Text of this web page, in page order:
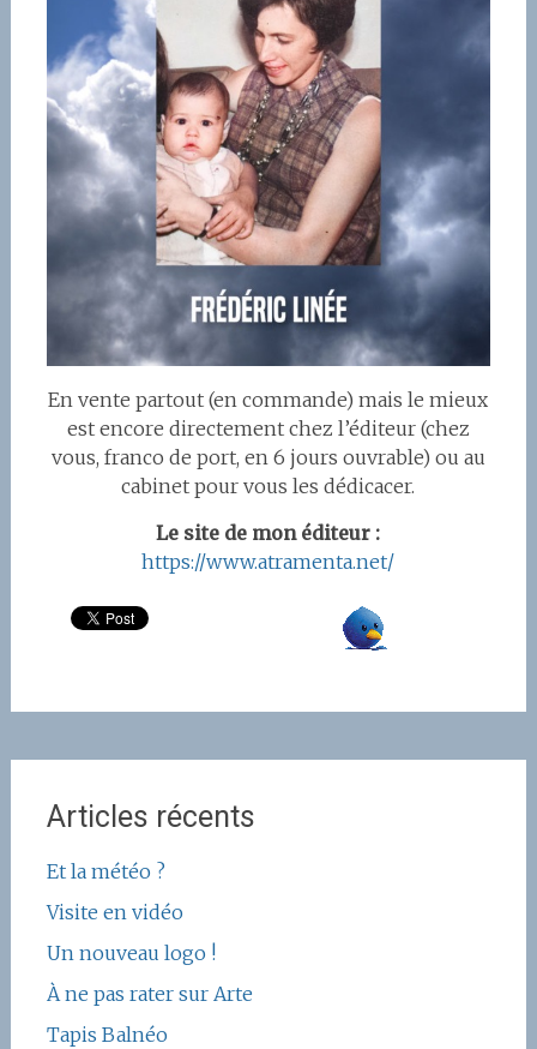
En vente partout (en commande) mais le mieux
est encore directement chez l’éditeur (chez
vous, franco de port, en 6 jours ouvrable) ou au
cabinet pour vous les dédicacer.
Le site de mon éditeur :
https://www.atramenta.net/
Articles récents
Et la météo ?
Visite en vidéo
Un nouveau logo !
À ne pas rater sur Arte
Tapis Balnéo